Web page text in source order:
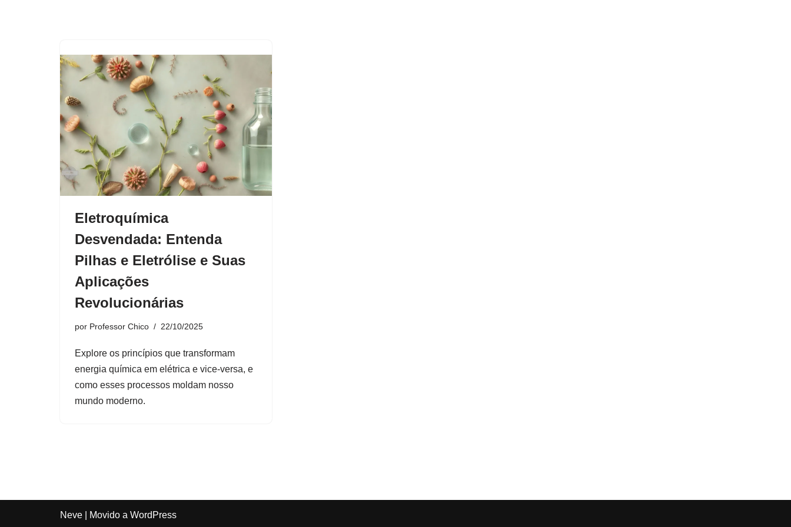
Eletroquímica
Desvendada: Entenda
Pilhas e Eletrólise e Suas
Aplicações
Revolucionárias
por Professor Chico 22/10/2025
Explore os princípios que transformam
energia química em elétrica e vice-versa, e
como esses processos moldam nosso
mundo moderno.
Neve | Movido a WordPress